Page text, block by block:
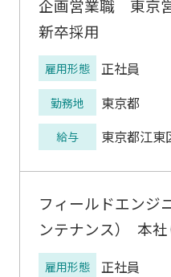
企画営業職 東京営
新卒採用
雇用形態 正社員
勤務地 東京都
給与 東京都江東
フィールドエンジ
ンテナンス） 本社
雇用形態 正社員